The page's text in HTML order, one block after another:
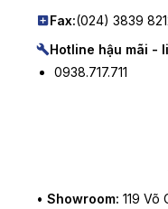
Fax:(024) 3839
Hotline hậu mãi -
0938.717.711
• Showroom: 119 Võ